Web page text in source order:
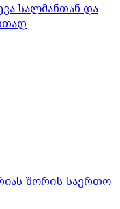
სალმანთან და
შორის საერთო